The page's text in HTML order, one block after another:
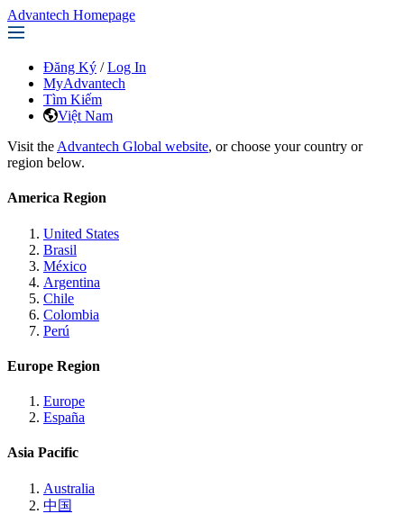
Advantech Homepage
Đăng Ký / Log In
MyAdvantech
Tìm Kiếm
Việt Nam
Visit the Advantech Global website, or choose your country or
region below.
America Region
United States
Brasil
México
Argentina
Chile
Colombia
Perú
Europe Region
Europe
España
Asia Pacific
Australia
中国